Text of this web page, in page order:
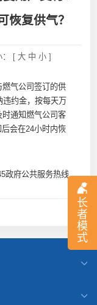
长
者
模
式
恢复供气？
： [ 大 中 小]
气公司签订的供
违约金，按每天万
通知燃气公司客
会在24小时内恢
政府公共服务热线